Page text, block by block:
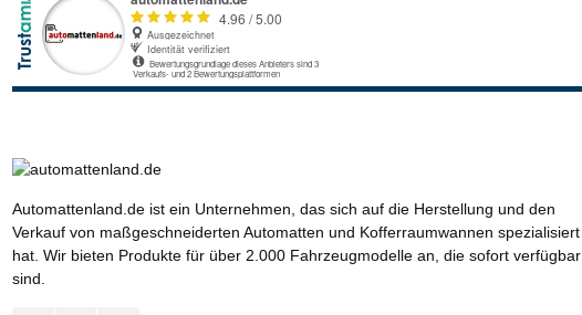
Automattenland.de ist ein Unternehmen, das sich auf die Herstellung und den
Verkauf von maßgeschneiderten Automatten und Kofferraumwannen spezialisiert
hat. Wir bieten Produkte für über 2.000 Fahrzeugmodelle an, die sofort verfügbar
sind.